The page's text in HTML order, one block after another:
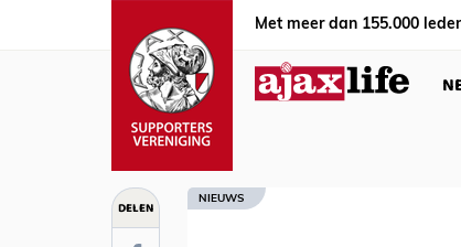
Met meer dan 155.000
DELEN NIEUWS